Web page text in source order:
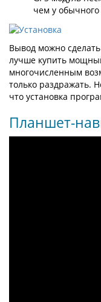
чем у обычного
Вывод можно
лучше купить
многочисленным
только раздражать.
что установка
Планшет-